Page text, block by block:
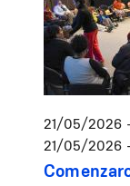
21/05/2026
21/05/2026